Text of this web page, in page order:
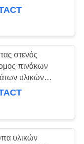
συστημάτων
στενός
πινάκων
υλικών
σανίδων
υλικών